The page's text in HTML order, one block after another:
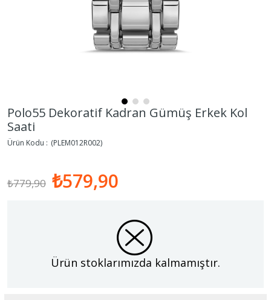
Polo55 Dekoratif Kadran Gümüş Erkek Kol
Saati
(PLEM012R002)
₺779,90 ₺579,90
Ürün stoklarımızda kalmamıştır.